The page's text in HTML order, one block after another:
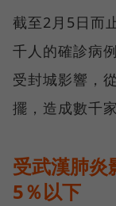
截至2月5日而
千人的確診病
受封城影響，
擺，造成數千
受武漢肺炎
5％以下